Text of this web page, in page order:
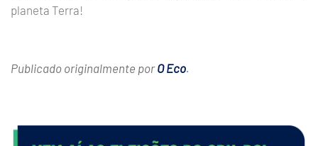
planeta Terra!
Publicado originalmente porO Eco.